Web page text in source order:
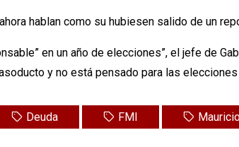
hablan como su hubiesen salido de un
en un año de elecciones”, el jefe de
y no está pensado para las
Deuda FMI